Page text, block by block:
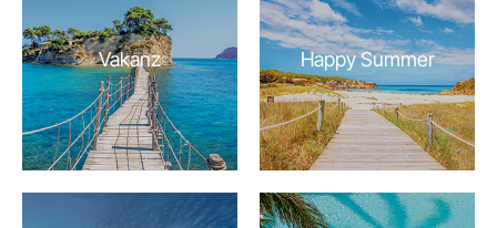
Vakanz Happy Summer